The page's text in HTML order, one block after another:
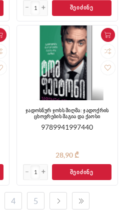
ᲨᲔᲘᲫᲘᲜᲔ
ჯადოსნურ ჯოხს მიღმა: ჯადოქრის
ცხოვრების მაგია და ქაოსი
9789941997440
28,90 ₾
ᲨᲔᲘᲫᲘᲜᲔ
4 5